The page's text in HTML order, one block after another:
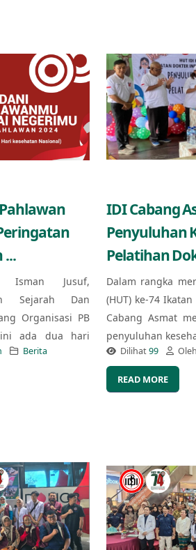
...
Isman Jusuf,
Sejarah Dan
Organisasi PB
ada dua hari
Berita
IDI Cabang
Penyuluhan
Pelatihan
Dalam rangka
(HUT) ke-74
Cabang Asmat
penyuluhan
Dilihat99 Oleh
READ MORE